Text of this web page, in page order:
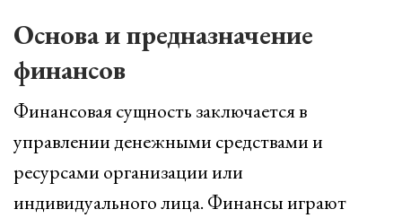
Основа и предназначение
финансов
Финансовая сущность заключается в
управлении денежными средствами и
ресурсами организации или
индивидуального лица. Финансы играют